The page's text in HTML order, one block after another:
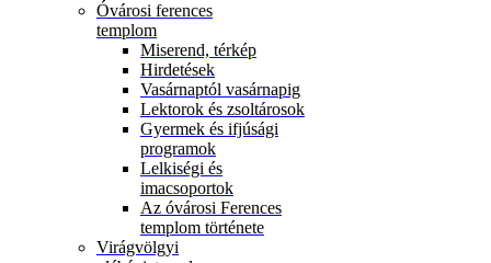
Óvárosi ferences
templom
Miserend, térkép
Hirdetések
Vasárnaptól vasárnapig
Lektorok és zsoltárosok
Gyermek és ifjúsági
programok
Lelkiségi és
imacsoportok
Az óvárosi Ferences
templom története
Virágvölgyi